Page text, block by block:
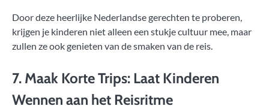
Door deze heerlijke Nederlandse gerechten te proberen,
krijgen je kinderen niet alleen een stukje cultuur mee, maar
zullen ze ook genieten van de smaken van de reis.
7. Maak Korte Trips: Laat Kinderen
Wennen aan het Reisritme